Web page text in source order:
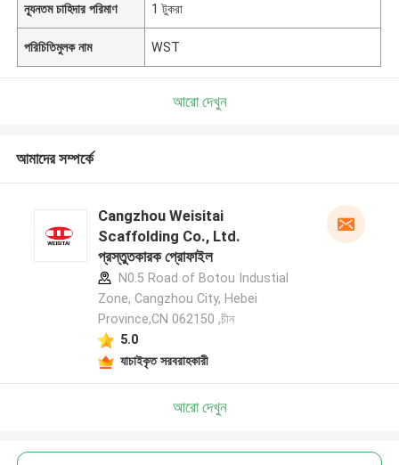
ন্যূনতম চাহিদার পরিমাণ 1 টুকরা
পরিচিতিমুলক নাম WST
আরো দেখুন
আমাদের সম্পর্কে
Cangzhou Weisitai
Scaffolding Co., Ltd.
প্রস্তুতকারক প্রোফাইল
N0.5 Road of Botou Industial
Zone, Cangzhou City, Hebei
Province,CN 062150 ,চীন
5.0
যাচাইকৃত সরবরাহকারী
আরো দেখুন